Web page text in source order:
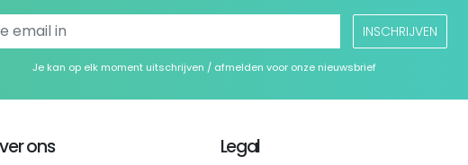
INSCHRIJVEN
Je kan op elk moment uitschrijven / afmelden voor onze nieuwsbrief
ons Legal